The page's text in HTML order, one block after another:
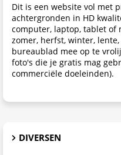
Dit is een website vol met
achtergronden in HD
computer, laptop, tablet of
zomer, herfst, winter,
bureaublad mee op te
foto's die je gratis mag
commerciële doeleinden).
DIVERSEN